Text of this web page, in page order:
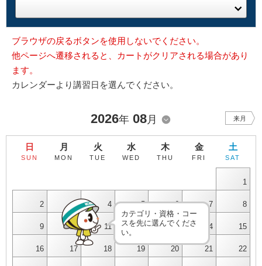
ブラウザの戻るボタンを使用しないでください。
他ページへ遷移されると、カートがクリアされる場合があり
ます。
カレンダーより講習日を選んでください。
2026年 08月 来月
日
SUN
月
MON
火
TUE
水
WED
木
THU
金
FRI
土
SAT
1
2 3 4 5 6 7 8
9 10 11 12 13 14 15
16 17 18 19 20 21 22
カテゴリ・資格・コー
スを先に選んでくださ
い。